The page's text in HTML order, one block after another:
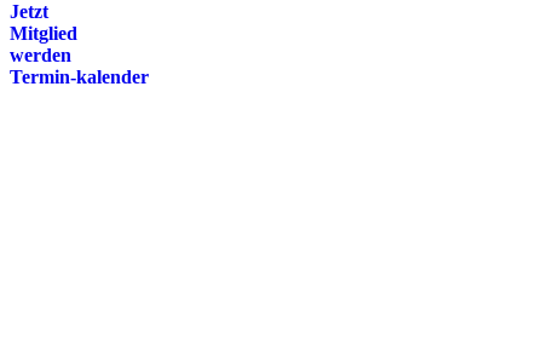
Jetzt
Mitglied
werden
Termin-kalender